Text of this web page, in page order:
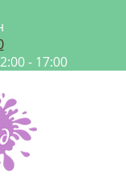
- 17:00